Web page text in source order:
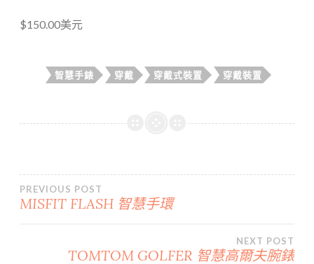
$150.00美元
智慧手錶 穿戴 穿戴式裝置 穿戴裝置
文
PREVIOUS POST
MISFIT FLASH 智慧手環
NEXT POST
TOMTOM GOLFER 智慧高爾夫腕錶